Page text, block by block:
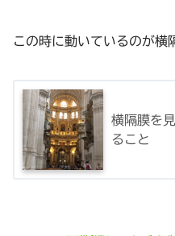
この時に動いているのが横
横隔膜を
ること